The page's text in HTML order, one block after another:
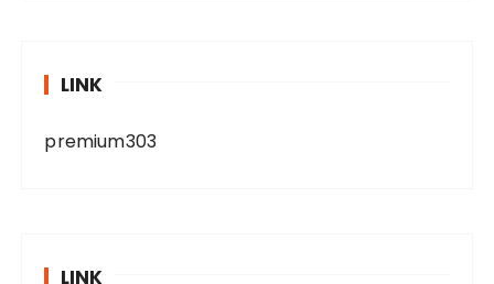
LINK
premium303
LINK